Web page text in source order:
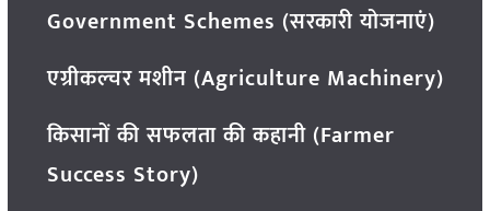
Government Schemes (सरकारी योजनाएं)
एग्रीकल्चर मशीन (Agriculture Machinery)
किसानों की सफलता की कहानी (Farmer
Success Story)